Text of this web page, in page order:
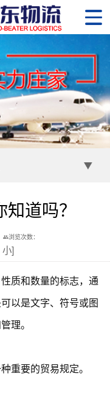
道吗？
浏览次数：
小]
质和数量的标志，通
以是文字、符号或图
理。
重要的贸易规定。